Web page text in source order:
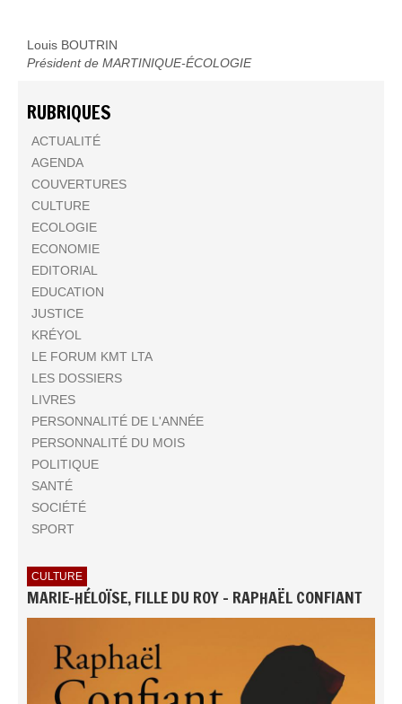
Louis BOUTRIN
Président de MARTINIQUE-ÉCOLOGIE
RUBRIQUES
ACTUALITÉ
AGENDA
COUVERTURES
CULTURE
ECOLOGIE
ECONOMIE
EDITORIAL
EDUCATION
JUSTICE
KRÉYOL
LE FORUM KMT LTA
LES DOSSIERS
LIVRES
PERSONNALITÉ DE L'ANNÉE
PERSONNALITÉ DU MOIS
POLITIQUE
SANTÉ
SOCIÉTÉ
SPORT
CULTURE
MARIE-HÉLOÏSE, FILLE DU ROY - RAPHAËL CONFIANT